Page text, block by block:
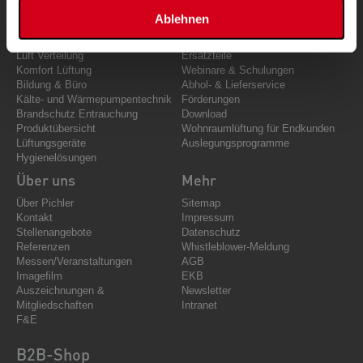
Ablehnen
Luft Führung
Luft Verteilung
Komfort Lüftung
Bildung & Büro
Kälte- und Wärmepumpentechnik
Brandschutz Entrauchung
Produktübersicht
Lüftungsgeräte
Hygienelösungen
Support
Kundendienst
Ersatzteile
Webinare & Schulungen
Abhol- & Lieferservice
Förderungen
Download
Wohnraumlüftung für Endkunden
Auslegungsprogramme
Über uns
Über Pichler
Kontakt
Stellenangebote
Referenzen
Messen/Veranstaltungen
Imagefilm
Auszeichnungen &
Mitgliedschaften
F&E
Mehr
Sitemap
Impressum
Datenschutz
Whistleblower-Meldung
AGB
EKB
Newsletter
Intranet
B2B-Shop